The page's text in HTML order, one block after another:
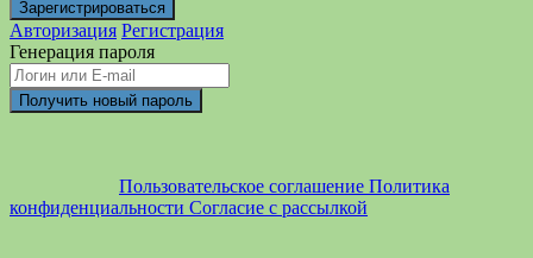
Авторизация Регистрация
Генерация пароля
Пользовательское соглашение Политика
конфиденциальности Согласие с рассылкой